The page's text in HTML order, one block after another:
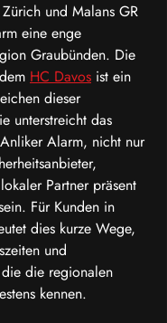
und Malans GR
eine enge
Graubünden. Die
HC Davos ist ein
dieser
unterstreicht das
Alarm, nicht nur
Partner präsent
Für Kunden in
dies kurze Wege,
und
die regionalen
kennen.